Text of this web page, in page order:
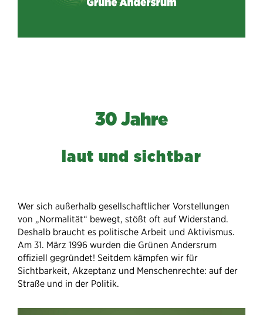
30 Jahre
laut und sichtbar
Wer sich außerhalb gesellschaftlicher Vorstellungen
von „Normalität“ bewegt, stößt oft auf Widerstand.
Deshalb braucht es politische Arbeit und Aktivismus.
Am 31. März 1996 wurden die Grünen Andersrum
offiziell gegründet! Seitdem kämpfen wir für
Sichtbarkeit, Akzeptanz und Menschenrechte: auf der
Straße und in der Politik.